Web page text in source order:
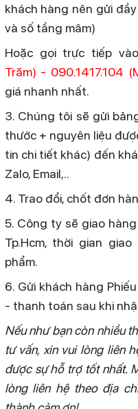
khách hàng nên gửi
và số tầng mâm)
Hoặc gọi trực tiếp vào
Trăm) - 090.1417.104
giá nhanh nhất.
3. Chúng tôi sẽ gửi
thước + nguyên liệu
tin chi tiết khác) đến
Zalo, Email,..
4. Trao đổi, chốt đơn
5. Công ty sẽ giao
Tp.Hcm, thời gian
phẩm.
6. Gửi khách hàng
- thanh toán sau khi
Nếu như bạn còn nhiều
tư vấn, xin vui lòng liên
được sự hỗ trợ tốt nhất.
lòng liên hệ theo địa